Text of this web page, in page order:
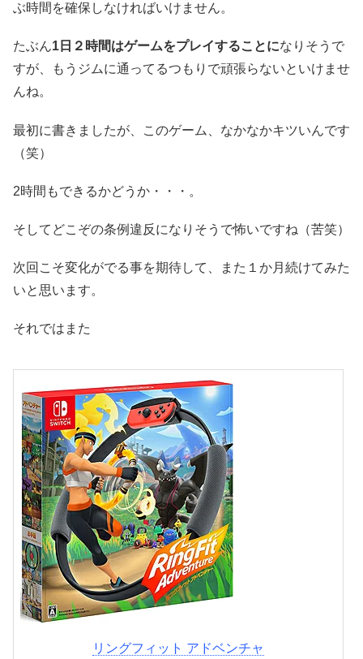
ぶ時間を確保しなければいけません。
たぶん1日２時間はゲームをプレイすることになりそうで
すが、もうジムに通ってるつもりで頑張らないといけませ
んね。
最初に書きましたが、このゲーム、なかなかキツいんです
（笑）
2時間もできるかどうか・・・。
そしてどこぞの条例違反になりそうで怖いですね（苦笑）
次回こそ変化がでる事を期待して、また１か月続けてみた
いと思います。
それではまた
リングフィット アドベンチャ